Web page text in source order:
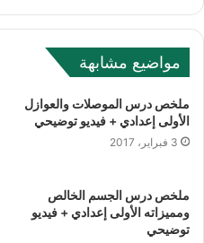
مواضيع مشابهة
ملخص درس الموصلات والعوازل
الأولى إعدادي + فيديو توضيحي
3 فبراير، 2017
ملخص درس الجسم الخالص
ومميزاته الأولى إعدادي + فيديو
توضيحي